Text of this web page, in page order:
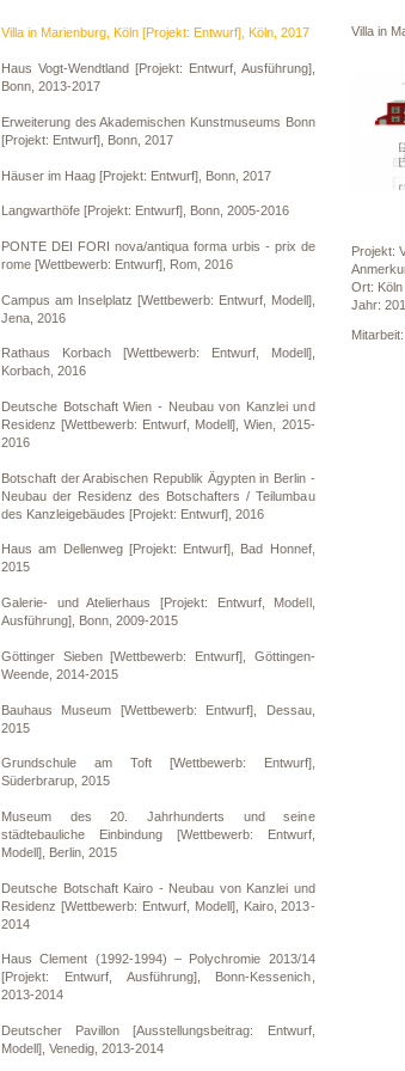
Villa in Marienburg, Köln [Projekt: Entwurf], Köln, 2017
Haus Vogt-Wendtland [Projekt: Entwurf, Ausführung],
Bonn, 2013-2017
Erweiterung des Akademischen Kunstmuseums Bonn
[Projekt: Entwurf], Bonn, 2017
Häuser im Haag [Projekt: Entwurf], Bonn, 2017
Langwarthöfe [Projekt: Entwurf], Bonn, 2005-2016
PONTE DEI FORI nova/antiqua forma urbis - prix de
rome [Wettbewerb: Entwurf], Rom, 2016
Campus am Inselplatz [Wettbewerb: Entwurf, Modell],
Jena, 2016
Rathaus Korbach [Wettbewerb: Entwurf, Modell],
Korbach, 2016
Deutsche Botschaft Wien - Neubau von Kanzlei und
Residenz [Wettbewerb: Entwurf, Modell], Wien, 2015-
2016
Botschaft der Arabischen Republik Ägypten in Berlin -
Neubau der Residenz des Botschafters / Teilumbau
des Kanzleigebäudes [Projekt: Entwurf], 2016
Haus am Dellenweg [Projekt: Entwurf], Bad Honnef,
2015
Galerie- und Atelierhaus [Projekt: Entwurf, Modell,
Ausführung], Bonn, 2009-2015
Göttinger Sieben [Wettbewerb: Entwurf], Göttingen-
Weende, 2014-2015
Bauhaus Museum [Wettbewerb: Entwurf], Dessau,
2015
Grundschule am Toft [Wettbewerb: Entwurf],
Süderbrarup, 2015
Museum des 20. Jahrhunderts und seine
städtebauliche Einbindung [Wettbewerb: Entwurf,
Modell], Berlin, 2015
Deutsche Botschaft Kairo - Neubau von Kanzlei und
Residenz [Wettbewerb: Entwurf, Modell], Kairo, 2013-
2014
Haus Clement (1992-1994) – Polychromie 2013/14
[Projekt: Entwurf, Ausführung], Bonn-Kessenich,
2013-2014
Deutscher Pavillon [Ausstellungsbeitrag: Entwurf,
Modell], Venedig, 2013-2014
Villa in
Projekt:
Ort: Köln
Jahr:
Mitarbeit: